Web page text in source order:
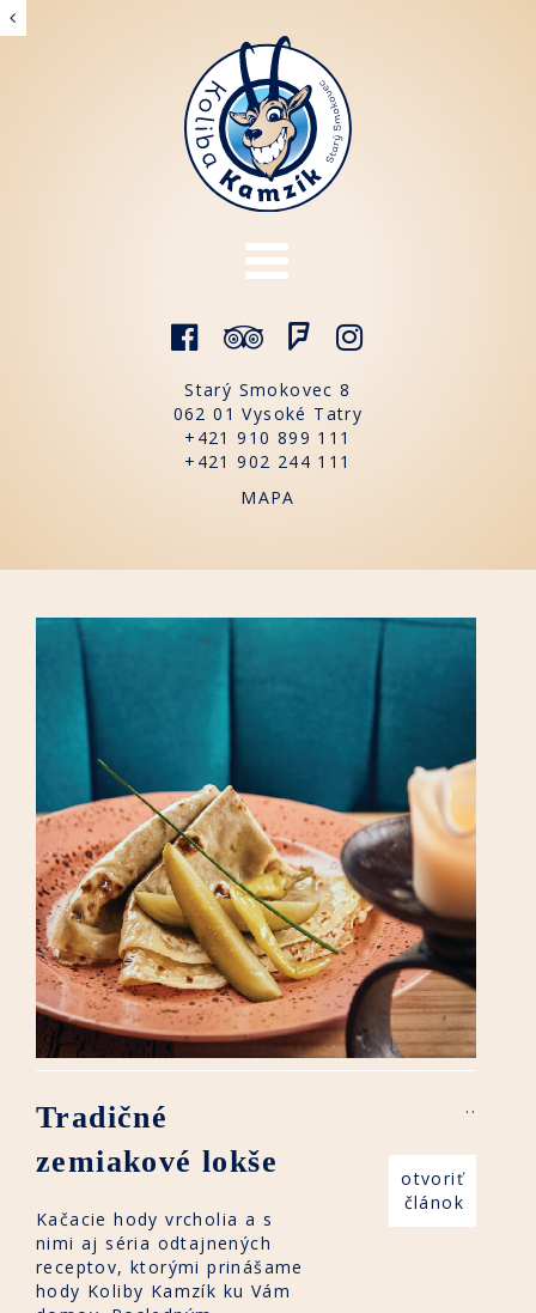
Starý Smokovec 8
062 01 Vysoké Tatry
+421 910 899 111
+421 902 244 111
MAPA
Tradičné
zemiakové lokše
Kačacie hody vrcholia a s
nimi aj séria odtajnených
receptov, ktorými prinášame
hody Koliby Kamzík ku Vám
..
otvoriť
článok
ODOSLAŤ REZERVÁCIU
[ zatvoriť ]